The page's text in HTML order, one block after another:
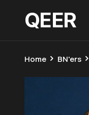
QEER
Home BN'ers